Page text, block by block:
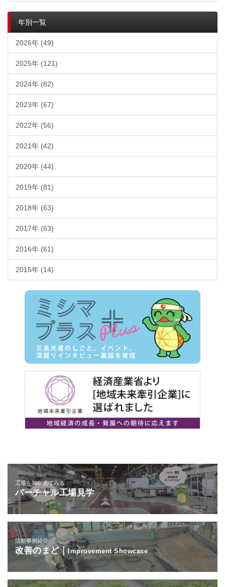
年別一覧
2026年 (49)
2025年 (121)
2024年 (82)
2023年 (67)
2022年 (56)
2021年 (42)
2020年 (44)
2019年 (81)
2018年 (63)
2017年 (63)
2016年 (61)
2015年 (14)
工場を360°見てみる
バーチャル工場見学
活動事例紹介
改善のまど｜Improvement Showcase